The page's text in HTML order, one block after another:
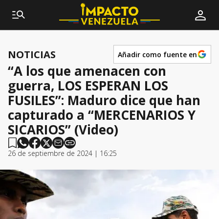
NOTICIAS Añadir como fuente en
“A los que amenacen con
guerra, LOS ESPERAN LOS
FUSILES”: Maduro dice que han
capturado a “MERCENARIOS Y
SICARIOS” (Video)
26 de septiembre de 2024 | 16:25